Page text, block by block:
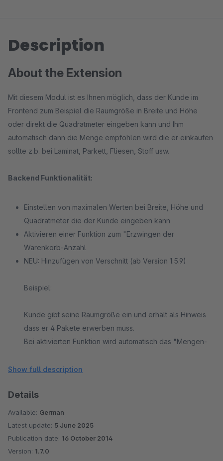
Description
About the Extension
Mit diesem Modul ist es Ihnen möglich, dass der Kunde im
Frontend zum Beispiel die Raumgröße in Breite und Höhe
oder direkt die Quadratmeter eingeben kann und Ihm
automatisch dann die Menge empfohlen wird die er einkaufen
sollte z.b. bei Laminat, Parkett, Fliesen, Stoff usw.
Backend Funktionalität:
Einstellen von maximalen Werten bei Breite, Höhe und
Quadratmeter die der Kunde eingeben kann
Aktivieren einer Funktion zum "Erzwingen der
Warenkorb-Anzahl
NEU: Hinzufügen von Verschnitt (ab Version 1.5.9)
Beispiel:
Kunde gibt seine Raumgröße ein und erhält als Hinweis
dass er 4 Pakete erwerben muss.
Bei aktivierten Funktion wird automatisch das "Mengen-
Menge der Pakete eingestellt.
vorgeschlagene Menge in den Warenkorb übernommen.
Diese kann er auch nicht ändern, daher "erzwungen".
Show full description
Details
Available: German
Latest update: 5 June 2025
Publication date: 16 October 2014
Version: 1.7.0